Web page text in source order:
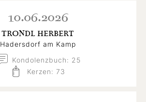
10.06.2026
TRONDL HERBERT
Hadersdorf am Kamp
Kondolenzbuch: 25
Kerzen: 73